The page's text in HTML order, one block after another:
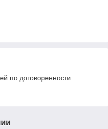
по договоренности